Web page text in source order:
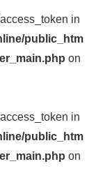
in
public_htm
on
in
public_htm
on